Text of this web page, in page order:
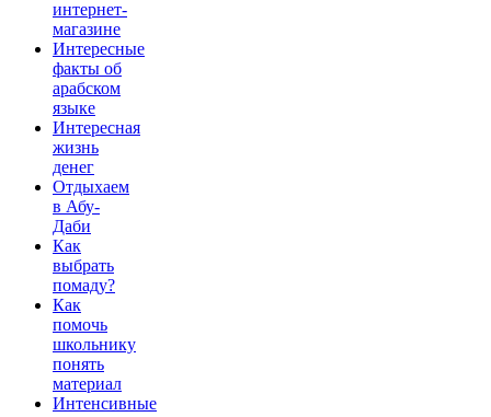
интернет-
магазине
Интересные
факты об
арабском
языке
Интересная
жизнь
денег
Отдыхаем
в Абу-
Даби
Как
выбрать
помаду?
Как
помочь
школьнику
понять
материал
Интенсивные